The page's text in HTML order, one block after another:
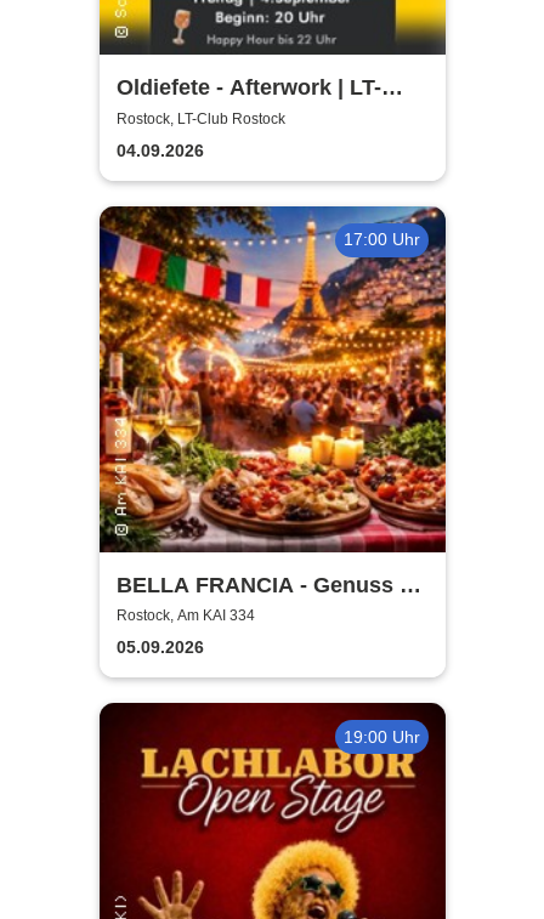
Oldiefete - Afterwork | LT-
Club Rostock
Rostock, LT-Club Rostock
04.09.2026
17:00 Uhr
BELLA FRANCIA - Genuss &
Kultur Rostock
Rostock, Am KAI 334
05.09.2026
19:00 Uhr